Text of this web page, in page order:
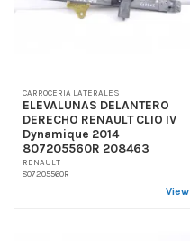
CARROCERIA LATERALES
ELEVALUNAS DELANTERO
DERECHO RENAULT CLIO IV
Dynamique 2014
807205560R 208463
RENAULT
807205560R
View